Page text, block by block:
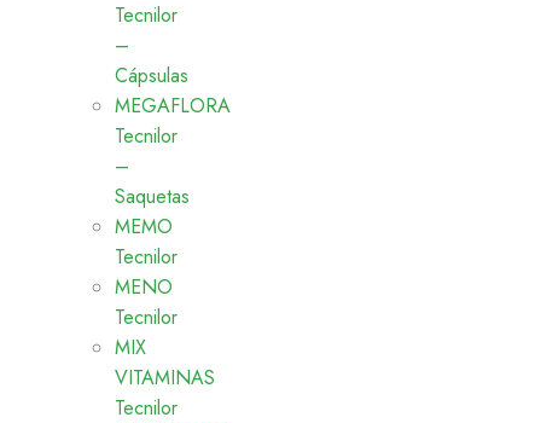
Tecnilor
–
Cápsulas
MEGAFLORA
Tecnilor
–
Saquetas
MEMO
Tecnilor
MENO
Tecnilor
MIX
VITAMINAS
Tecnilor